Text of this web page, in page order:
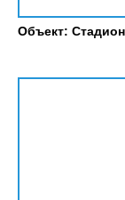
Объект: